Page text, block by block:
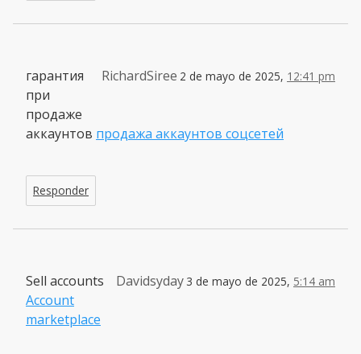
RichardSiree 2 de mayo de 2025, 12:41 pm
гарантия
при
продаже
аккаунтов продажа аккаунтов соцсетей
Responder
Davidsyday 3 de mayo de 2025, 5:14 am
Sell accounts
Account
marketplace